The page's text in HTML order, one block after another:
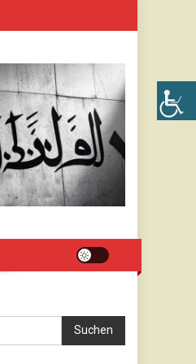
Suchen